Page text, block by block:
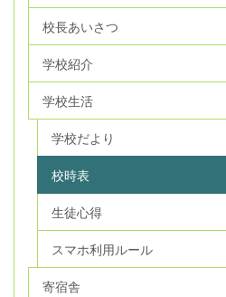
校長あいさつ
学校紹介
学校生活
学校だより
校時表
生徒心得
スマホ利用ルール
寄宿舎